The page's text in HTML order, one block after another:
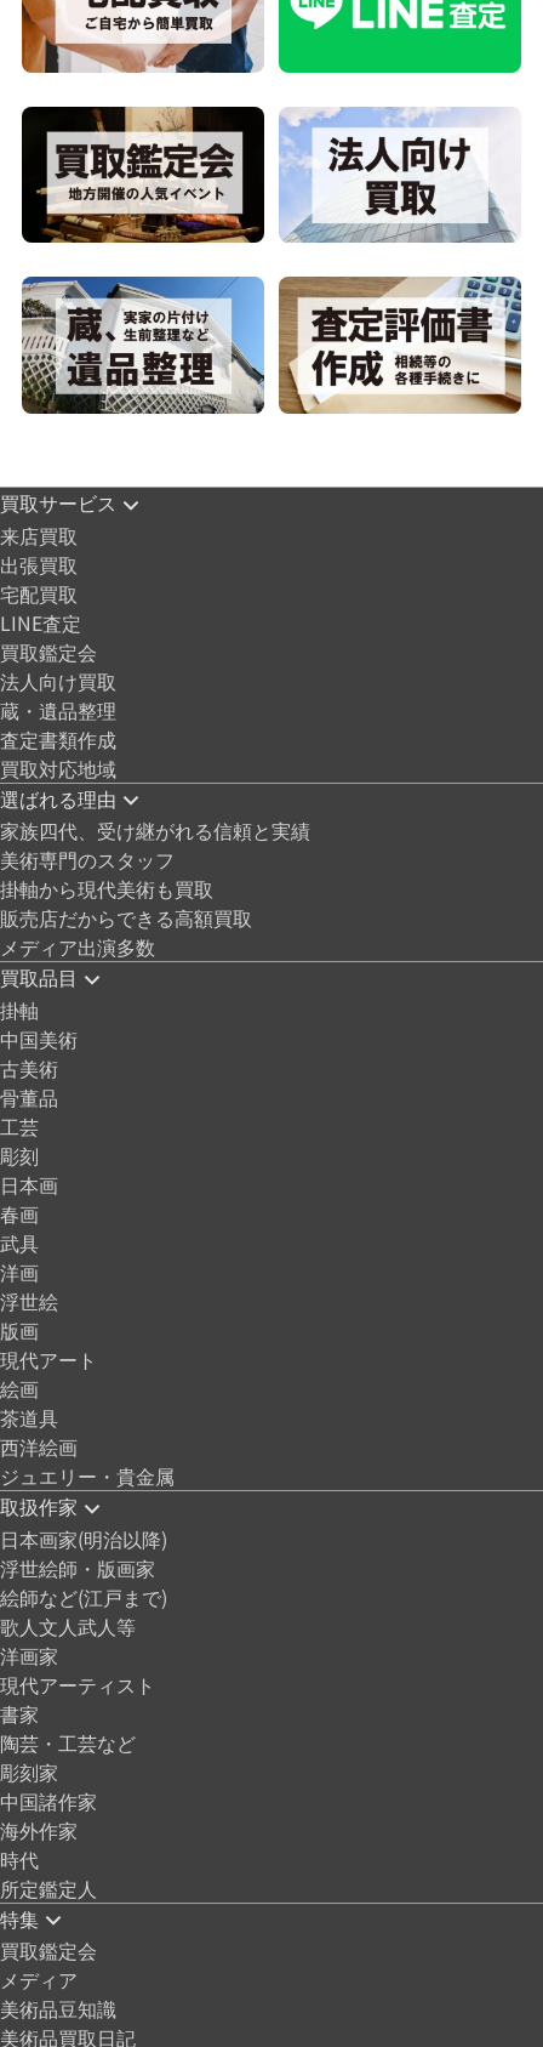
買取サービス
来店買取
出張買取
宅配買取
LINE査定
買取鑑定会
法人向け買取
蔵・遺品整理
査定書類作成
買取対応地域
選ばれる理由
家族四代、受け継がれる信頼と実績
美術専門のスタッフ
掛軸から現代美術も買取
販売店だからできる高額買取
メディア出演多数
買取品目
掛軸
中国美術
古美術
骨董品
工芸
彫刻
日本画
春画
武具
洋画
浮世絵
版画
現代アート
絵画
茶道具
西洋絵画
ジュエリー・貴金属
取扱作家
日本画家(明治以降)
浮世絵師・版画家
絵師など(江戸まで)
歌人文人武人等
洋画家
現代アーティスト
書家
陶芸・工芸など
彫刻家
中国諸作家
海外作家
時代
所定鑑定人
特集
買取鑑定会
メディア
美術品豆知識
美術品買取日記